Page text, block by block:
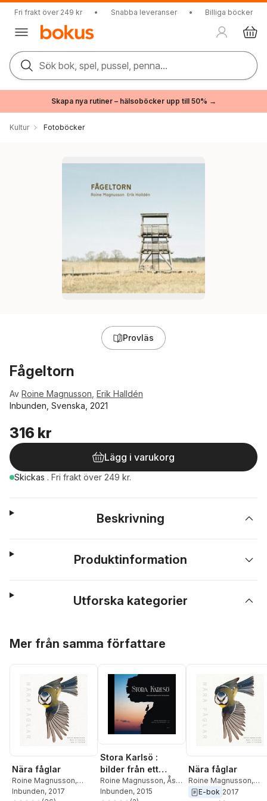
Fri frakt över 249 kr • Snabba leveranser • Billiga böcker
Sök bok, spel, pussel, penna...
Skapa nya rutiner – hälsoböcker upp till 50% →
Kultur Fotoböcker
Provläs
Fågeltorn
Av Roine Magnusson Erik Halldén
Inbunden, Svenska, 2021
316 kr
Lägg i varukorg
Skickas . Fri frakt över 249 kr.
Beskrivning
Produktinformation
Utforska kategorier
Mer från samma författare
Nära fåglar
Roine Magnusson,
Mats Ottosson,
Inbunden, 2017
Stora Karlsö :
bilder från ett
paradis
Roine Magnusson, Åsa
Ottosson, Mats
Inbunden, 2015
Nära fåglar
Roine Magnusson,
Mats Ottosson
E-bok 2017